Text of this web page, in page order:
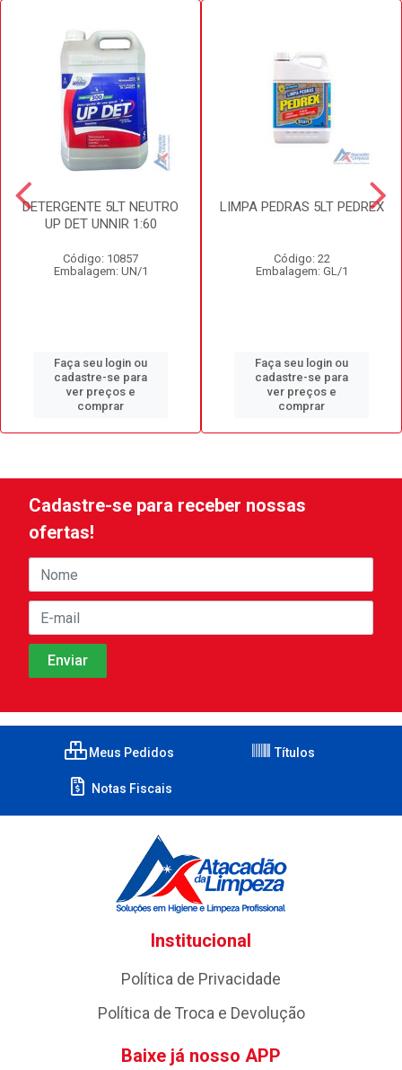
DETERGENTE 5LT NEUTRO
UP DET UNNIR 1:60
Código: 10857
Embalagem: UN/1
Faça seu login ou
cadastre-se para
ver preços e
comprar
LIMPA PEDRAS 5LT PEDREX
Código: 22
Embalagem: GL/1
Faça seu login ou
cadastre-se para
ver preços e
comprar
Cadastre-se para receber nossas
ofertas!
Meus Pedidos Títulos
Notas Fiscais
Institucional
Política de Privacidade
Política de Troca e Devolução
Baixe já nosso APP